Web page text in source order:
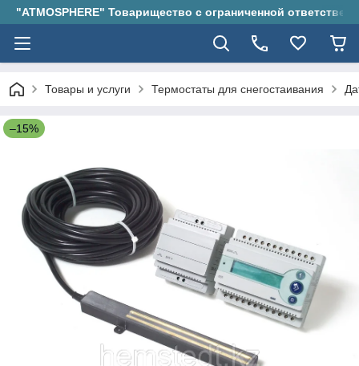
"ATMOSPHERE" Товарищество с ограниченной
Товары и услуги Термостаты для снегостаивания
–15%